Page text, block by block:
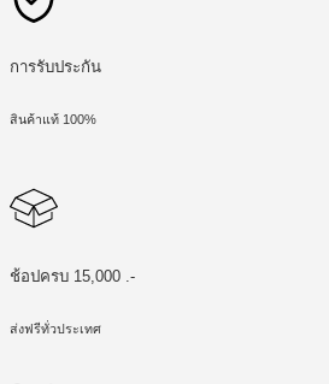
การรับประกัน
สินค้าแท้ 100%
ช้อปครบ 15,000 .-
ส่งฟรีทั่วประเทศ